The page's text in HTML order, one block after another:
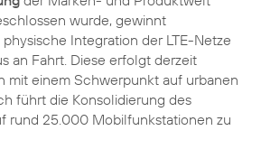
wurde, gewinnt
Integration der LTE-Netze
an Fahrt. Diese erfolgt derzeit
mit einem Schwerpunkt auf urbanen
führt die Konsolidierung des
rund 25.000 Mobilfunkstationen zu